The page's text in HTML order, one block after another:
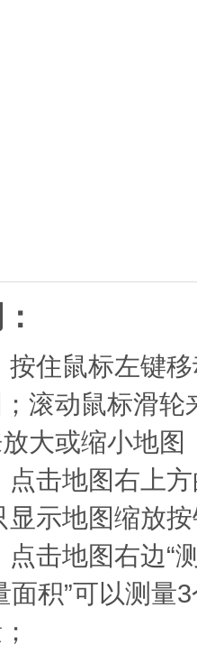
住鼠标左键
滚动鼠标滑
大或缩小地图
击地图右上方
显示地图缩放
击地图右边“
面积”可以测量